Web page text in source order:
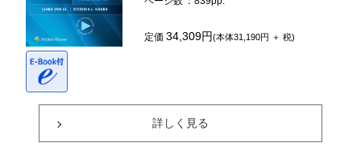
定価34,309円(本体31,190円 ＋ 税)
詳しく見る